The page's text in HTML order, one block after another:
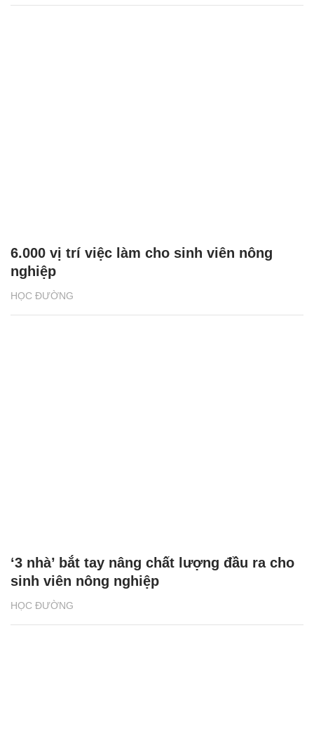
HỌC ĐƯỜNG
6.000 vị trí việc làm cho sinh viên nông
nghiệp
HỌC ĐƯỜNG
‘3 nhà’ bắt tay nâng chất lượng đầu ra cho
sinh viên nông nghiệp